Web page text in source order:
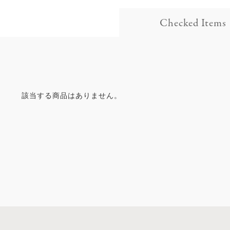
Checked Items
該当する商品はありません。